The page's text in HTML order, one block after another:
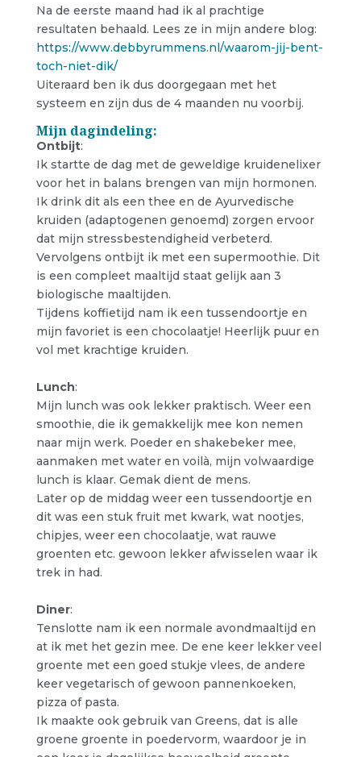
Na de eerste maand had ik al prachtige
resultaten behaald. Lees ze in mijn andere blog:
https://www.debbyrummens.nl/waarom-jij-bent-
toch-niet-dik/
Uiteraard ben ik dus doorgegaan met het
systeem en zijn dus de 4 maanden nu voorbij.
Mijn dagindeling:
Ontbijt:
Ik startte de dag met de geweldige kruidenelixer
voor het in balans brengen van mijn hormonen.
Ik drink dit als een thee en de Ayurvedische
kruiden (adaptogenen genoemd) zorgen ervoor
dat mijn stressbestendigheid verbeterd.
Vervolgens ontbijt ik met een supermoothie. Dit
is een compleet maaltijd staat gelijk aan 3
biologische maaltijden.
Tijdens koffietijd nam ik een tussendoortje en
mijn favoriet is een chocolaatje! Heerlijk puur en
vol met krachtige kruiden.
Lunch:
Mijn lunch was ook lekker praktisch. Weer een
smoothie, die ik gemakkelijk mee kon nemen
naar mijn werk. Poeder en shakebeker mee,
aanmaken met water en voilà, mijn volwaardige
lunch is klaar. Gemak dient de mens.
Later op de middag weer een tussendoortje en
dit was een stuk fruit met kwark, wat nootjes,
chipjes, weer een chocolaatje, wat rauwe
groenten etc. gewoon lekker afwisselen waar ik
trek in had.
Diner:
Tenslotte nam ik een normale avondmaaltijd en
at ik met het gezin mee. De ene keer lekker veel
groente met een goed stukje vlees, de andere
keer vegetarisch of gewoon pannenkoeken,
pizza of pasta.
Ik maakte ook gebruik van Greens, dat is alle
groene groente in poedervorm, waardoor je in